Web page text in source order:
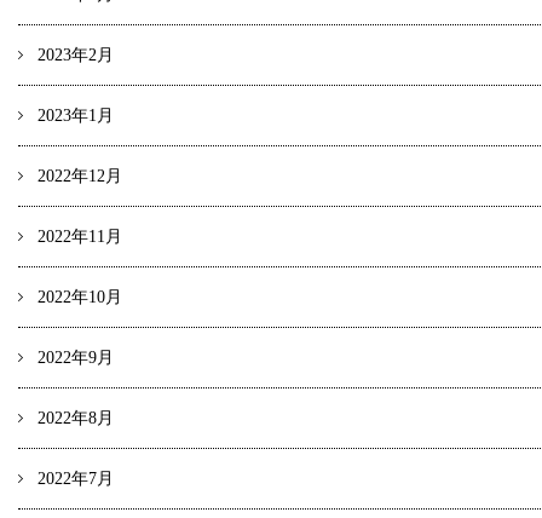
2023年2月
2023年1月
2022年12月
2022年11月
2022年10月
2022年9月
2022年8月
2022年7月